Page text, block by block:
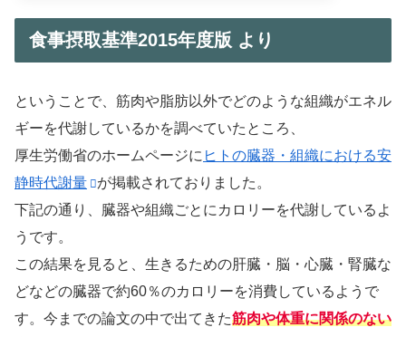
食事摂取基準2015年度版 より
ということで、筋肉や脂肪以外でどのような組織がエネル
ギーを代謝しているかを調べていたところ、
厚生労働省のホームページに ヒトの臓器・組織における安
静時代謝量
が掲載されておりました。
下記の通り、臓器や組織ごとにカロリーを代謝しているよ
うです。
この結果を見ると、生きるための肝臓・脳・心臓・腎臓な
どなどの臓器で約60％のカロリーを消費しているようで
す。今までの論文の中で出てきた筋肉や体重に関係のない